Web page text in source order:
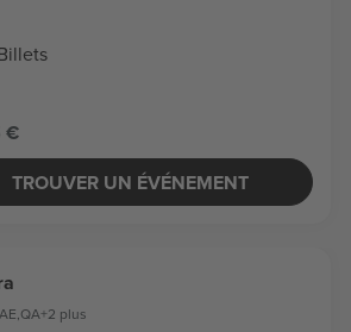
€
TROUVER UN ÉVÉNEMENT
AE,QA+2 plus